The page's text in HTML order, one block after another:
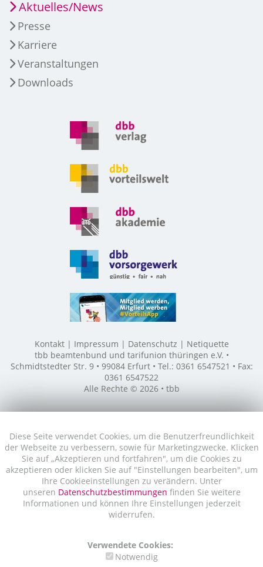
Diese Seite verwendet Cookies, um die Benutzerfreundlichkeit
der Webseite zu verbessern, sowie für Marketingzwecke. Klicken
Sie auf „Akzeptieren und fortfahren", um die Cookies zu
akzeptieren oder klicken Sie auf "Einstellungen bearbeiten", um
Ihre Cookieeinstellungen zu verändern. Unter
unseren Datenschutzbestimmungen finden Sie weitere
Informationen und können Ihre Einstellungen jederzeit
widerrufen.
Verwendete Cookies:
Notwendig
Aktuelles/News
Presse
Karriere
Veranstaltungen
Downloads
Kontakt Impressum Datenschutz
Netiquette
tbb beamtenbund und tarifunion thüringen e.V. •
Schmidtstedter Str. 9 • 99084 Erfurt • Tel.: 0361 6547521 • Fax:
0361 6547522
Alle Rechte © 2026 • tbb